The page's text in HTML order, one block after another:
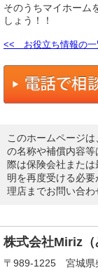
そのうちマイホーム
しょう！！
<< お役立ち情報の一
このホームページ
の名称や補償内容
際は保険会社また
明を再度受ける必
理店までお問い合わ
株式会社Miriz（
〒989-1225 宮城県